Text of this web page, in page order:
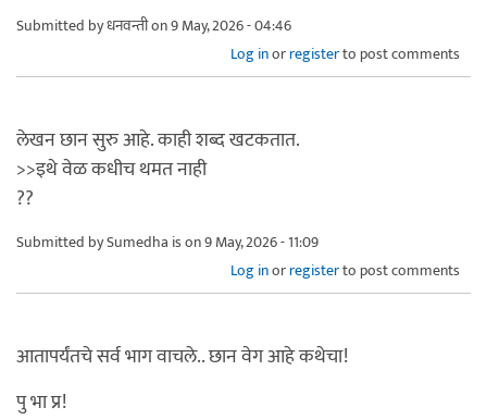
Submitted byधनवन्तीon 9 May, 2026 - 04:46
Log inorregisterto post comments
लेखन छान सुरु आहे. काही शब्द खटकतात.
>>इथे वेळ कधीच थमत नाही
??
Submitted bySumedha ison 9 May, 2026 - 11:09
Log inorregisterto post comments
आतापर्यंतचे सर्व भाग वाचले.. छान वेग आहे कथेचा!
पु भा प्र!